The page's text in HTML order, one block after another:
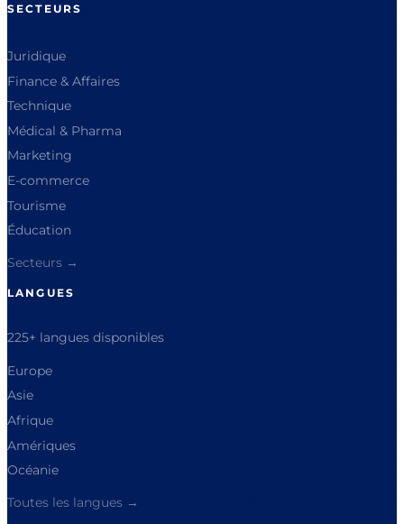
SECTEURS
Juridique
Finance & Affaires
Technique
Médical & Pharma
Marketing
E-commerce
Tourisme
Éducation
Secteurs →
LANGUES
225+ langues disponibles
Europe
Asie
Afrique
Amériques
Océanie
Toutes les langues →